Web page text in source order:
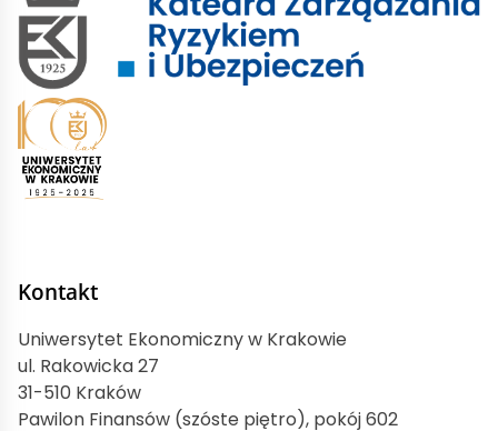
Kontakt
Uniwersytet Ekonomiczny w Krakowie
ul. Rakowicka 27
31-510 Kraków
Pawilon Finansów (szóste piętro), pokój 602